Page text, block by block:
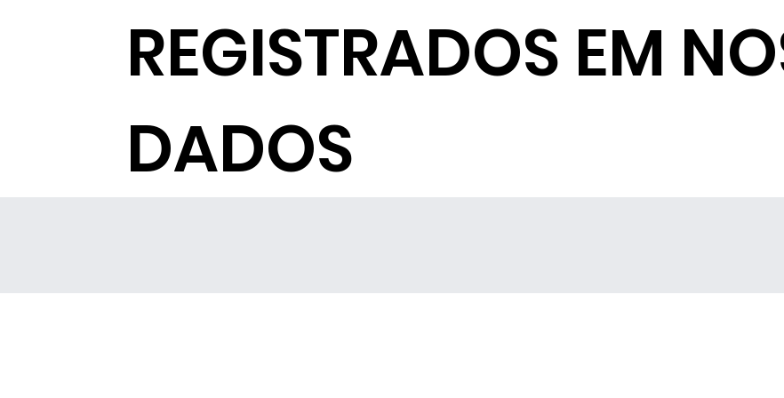
REGISTRADOS EM
DADOS